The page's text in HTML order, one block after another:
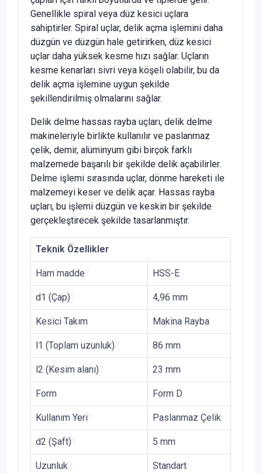
Genellikle spiral veya düz kesici uçlara
sahiptirler. Spiral uçlar, delik açma işlemini daha
düzgün ve düzgün hale getirirken, düz kesici
uçlar daha yüksek kesme hızı sağlar. Uçların
kesme kenarları sivri veya köşeli olabilir, bu da
delik açma işlemine uygun şekilde
şekillendirilmiş olmalarını sağlar.
Delik delme hassas rayba uçları, delik delme
makineleriyle birlikte kullanılır ve paslanmaz
çelik, demir, alüminyum gibi birçok farklı
malzemede başarılı bir şekilde delik açabilirler.
Delme işlemi sırasında uçlar, dönme hareketi ile
malzemeyi keser ve delik açar. Hassas rayba
uçları, bu işlemi düzgün ve keskin bir şekilde
gerçekleştirecek şekilde tasarlanmıştır.
Teknik Özellikler
Ham madde HSS-E
d1 (Çap) 4,96 mm
Kesici Takım Makina Rayba
l1 (Toplam uzunluk) 86 mm
l2 (Kesim alanı) 23 mm
Form Form D
Kullanım Yeri Paslanmaz Çelik
d2 (Şaft) 5 mm
Uzunluk Standart